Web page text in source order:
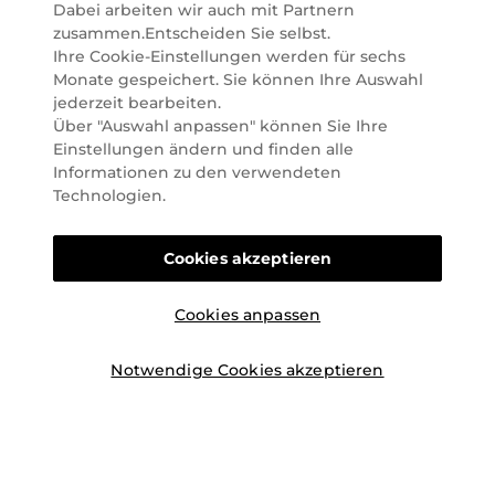
Deutschland. Durch abwechselnde Aktionen und
attraktive Angebote zu allen Anlässen finden Sie bei
Marionnaud alles, was Beauty Herzen höherschlagen
lässt. Wir glauben fest daran, dass Freude auf viele
Arten geschaffen werden kann. Vom beruhigenden
und pflegenden Gefühl Ihrer Lieblingsaugencreme
bis zur positiven Verpflichtung zu nachhaltigen
Rohstoffen. Darum suchen wir jeden Tag nach
Wegen, um Ihnen das tägliche Wohlfühlen zu
können online und offline zu beraten und bei Ihren
Fragen zu unterstützen.
Dabei arbeiten wir auch mit Partnern
zusammen.Entscheiden Sie selbst.
Ihre Cookie-Einstellungen werden für sechs
Monate gespeichert. Sie können Ihre Auswahl
jederzeit bearbeiten.
Über "Auswahl anpassen" können Sie Ihre
Einstellungen ändern und finden alle
Informationen zu den verwendeten
Technologien.
Cookies anpassen
Notwendige Cookies akzeptieren
Cookies akzeptieren